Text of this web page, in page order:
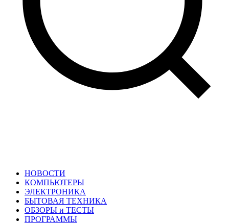
НОВОСТИ
КОМПЬЮТЕРЫ
ЭЛЕКТРОНИКА
БЫТОВАЯ ТЕХНИКА
ОБЗОРЫ и ТЕСТЫ
ПРОГРАММЫ